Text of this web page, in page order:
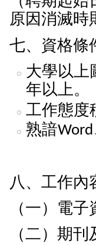
原因消滅時
七、資格條
大學以上
年以上。
工作態度
熟諳Word
八、工作內
（一）電
（二）期